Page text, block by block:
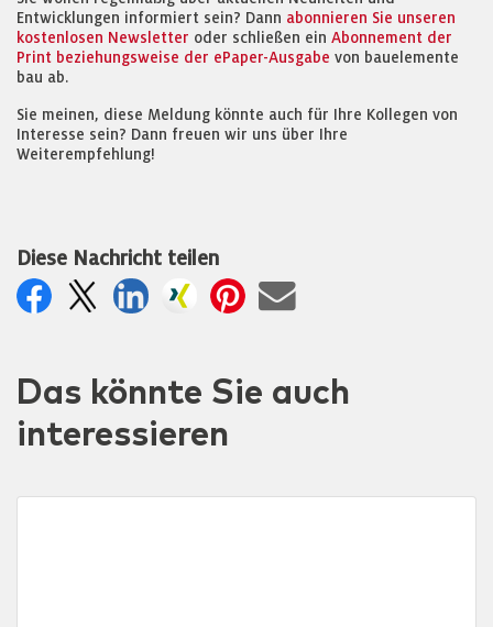
Entwicklungen informiert sein? Dann abonnieren Sie unseren
kostenlosen Newsletter oder schließen ein Abonnement der
Print beziehungsweise der ePaper-Ausgabe von bauelemente
bau ab.
Sie meinen, diese Meldung könnte auch für Ihre Kollegen von
Interesse sein? Dann freuen wir uns über Ihre
Weiterempfehlung!
Diese Nachricht teilen
Das könnte Sie auch
interessieren